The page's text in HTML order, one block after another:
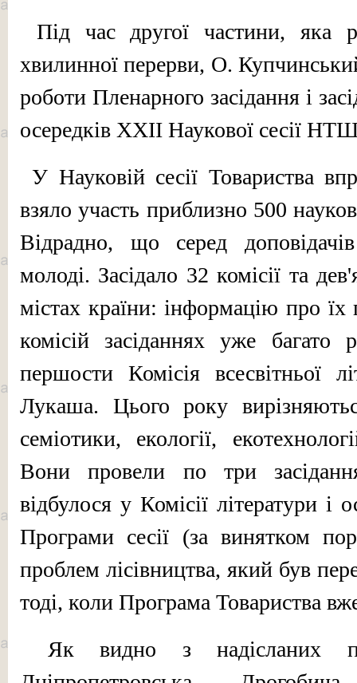
Під час другої частини, яка
хвилинної перерви, О.
роботи Пленарного засідання і
осередків ХХІІ Наукової сесії
У Науковій сесії Товариства
взяло участь приблизно 500
Відрадно, що серед
молоді. Засідало 32 комісії та
містах країни: інформацію про
комісій засіданнях уже багато
першости Комісія всесвітньої
Лукаша. Цього року
семіотики, екології,
Вони провели по три
відбулося у Комісії літератури і
Програми сесії (за винят­ком
проблем лісівництва, який був
тоді, коли Програма Товариства
Як видно з надісланих